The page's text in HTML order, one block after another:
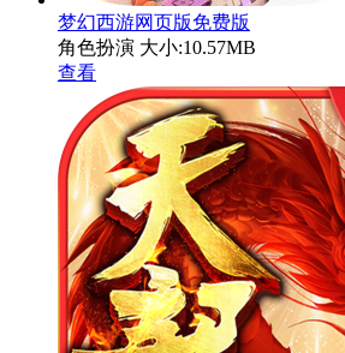
梦幻西游网页版免费版
角色扮演 大小:10.57MB
查看